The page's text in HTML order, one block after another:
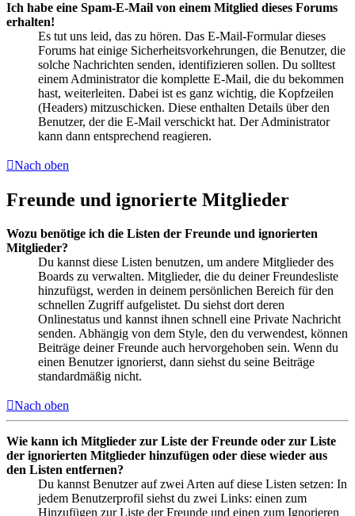
Ich habe eine Spam-E-Mail von einem Mitglied dieses Forums
erhalten!
Es tut uns leid, das zu hören. Das E-Mail-Formular dieses
Forums hat einige Sicherheitsvorkehrungen, die Benutzer, die
solche Nachrichten senden, identifizieren sollen. Du solltest
einem Administrator die komplette E-Mail, die du bekommen
hast, weiterleiten. Dabei ist es ganz wichtig, die Kopfzeilen
(Headers) mitzuschicken. Diese enthalten Details über den
Benutzer, der die E-Mail verschickt hat. Der Administrator
kann dann entsprechend reagieren.
Nach oben
Freunde und ignorierte Mitglieder
Wozu benötige ich die Listen der Freunde und ignorierten
Mitglieder?
Du kannst diese Listen benutzen, um andere Mitglieder des
Boards zu verwalten. Mitglieder, die du deiner Freundesliste
hinzufügst, werden in deinem persönlichen Bereich für den
schnellen Zugriff aufgelistet. Du siehst dort deren
Onlinestatus und kannst ihnen schnell eine Private Nachricht
senden. Abhängig von dem Style, den du verwendest, können
Beiträge deiner Freunde auch hervorgehoben sein. Wenn du
einen Benutzer ignorierst, dann siehst du seine Beiträge
standardmäßig nicht.
Nach oben
Wie kann ich Mitglieder zur Liste der Freunde oder zur Liste
der ignorierten Mitglieder hinzufügen oder diese wieder aus
den Listen entfernen?
Du kannst Benutzer auf zwei Arten auf diese Listen setzen: In
jedem Benutzerprofil siehst du zwei Links: einen zum
Hinzufügen zur Liste der Freunde und einen zum Ignorieren